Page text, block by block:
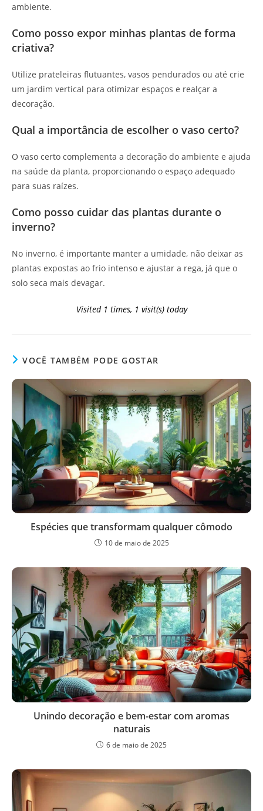
ambiente.
Como posso expor minhas plantas de forma
criativa?
Utilize prateleiras flutuantes, vasos pendurados ou até crie
um jardim vertical para otimizar espaços e realçar a
decoração.
Qual a importância de escolher o vaso certo?
O vaso certo complementa a decoração do ambiente e ajuda
na saúde da planta, proporcionando o espaço adequado
para suas raízes.
Como posso cuidar das plantas durante o
inverno?
No inverno, é importante manter a umidade, não deixar as
plantas expostas ao frio intenso e ajustar a rega, já que o
solo seca mais devagar.
Visited 1 times, 1 visit(s) today
VOCÊ TAMBÉM PODE GOSTAR
Espécies que transformam qualquer cômodo
10 de maio de 2025
Unindo decoração e bem-estar com aromas
naturais
6 de maio de 2025